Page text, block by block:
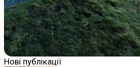
Нові публікації